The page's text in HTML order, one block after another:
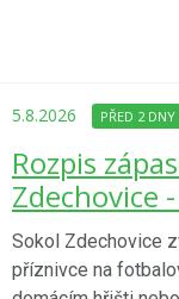
5.8.2026 PŘED 2 DNY
Rozpis
Zdechovice
Sokol Zdechovice
příznivce na